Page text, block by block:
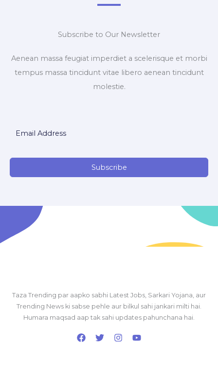
Subscribe to Our Newsletter
Aenean massa feugiat imperdiet a scelerisque et morbi
tempus massa tincidunt vitae libero aenean tincidunt
molestie.
Subscribe
Taza Trending par aapko sabhi Latest Jobs, Sarkari Yojana, aur
Trending News ki sabse pehle aur bilkul sahi jankari milti hai.
Humara maqsad aap tak sahi updates pahunchana hai.